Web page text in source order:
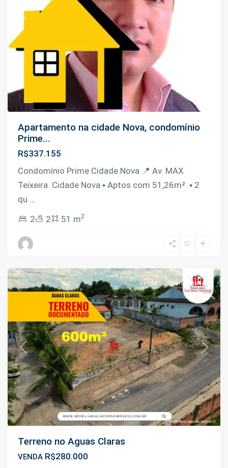
Previous
Apartamento na cidade Nova, condomínio
Prime...
R$337.155
Condomínio Prime Cidade Nova 📍 Av. MAX
Teixeira. Cidade Nova ▪️ Aptos com 51,26m². ▪️ 2
qu ...
2
2 51 m2
Aleixo
Previous Next
Venda Oportunidade
Terreno no Aguas Claras
VENDA R$280.000